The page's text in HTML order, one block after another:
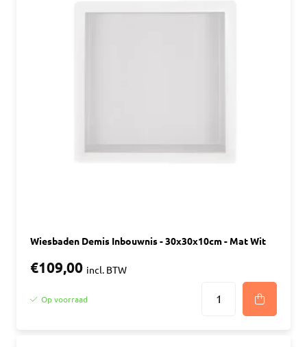
Wiesbaden Demis Inbouwnis - 30x30x10cm - Mat Wit
€109,00 incl. BTW
Op voorraad